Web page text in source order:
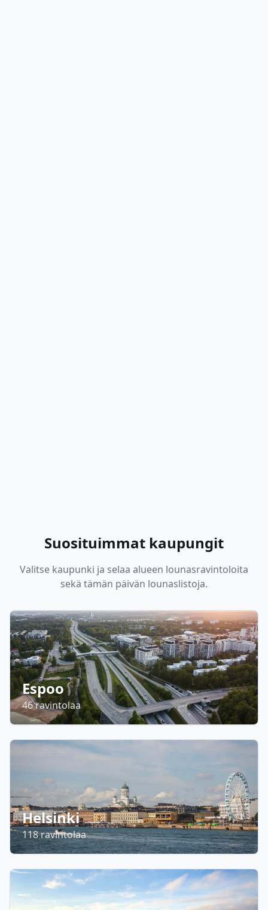
Suosituimmat kaupungit
Valitse kaupunki ja selaa alueen lounasravintoloita
sekä tämän päivän lounaslistoja.
Espoo
46ravintolaa
Helsinki
118ravintolaa